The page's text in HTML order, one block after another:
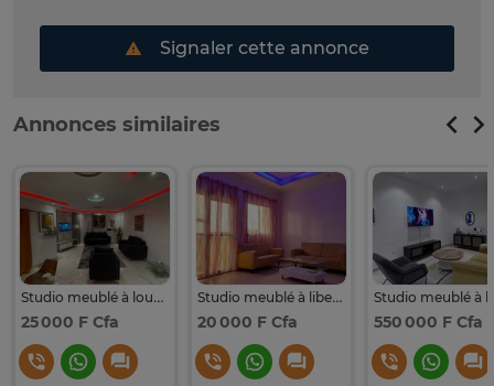
Signaler cette annonce
Annonces similaires
Studio meublé à louer à Liberté 6
25 000 F Cfa
Studio meublé à liberté 6
20 000 F Cfa 550 000 F Cfa